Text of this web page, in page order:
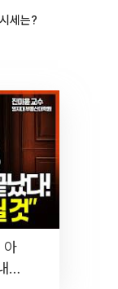
세는?
아
릴